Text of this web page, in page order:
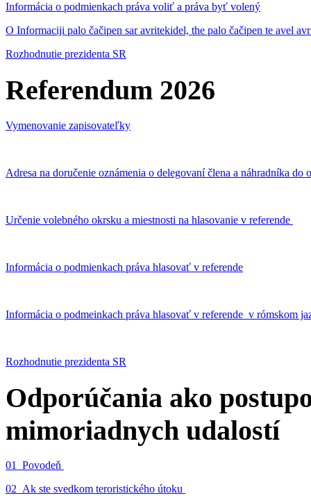
Informácia o podmienkach práva voliť a práva byť volený
O Informaciji palo čačipen sar avritekidel, the palo čačipen te avel
Rozhodnutie prezidenta SR
Referendum 2026
Vymenovanie zapisovateľky
Adresa na doručenie oznámenia o delegovaní člena a náhradníka
Určenie volebného okrsku a miestnosti na hlasovanie v referende
Informácia o podmienkach práva hlasovať v referende
Informácia o podmeinkach práva hlasovať v referende v rómskom
Rozhodnutie prezidenta SR
Odporúčania ako
mimoriadnych udalostí
01_Povodeň
02_Ak ste svedkom teroristického útoku